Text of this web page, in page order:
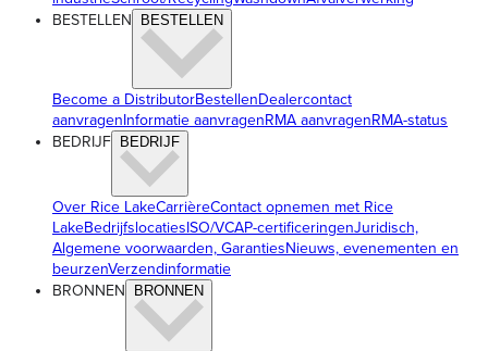
BESTELLEN
BESTELLEN
Become a DistributorBestellenDealercontact
aanvragenInformatie aanvragenRMA aanvragenRMA-status
BEDRIJF
BEDRIJF
Over Rice LakeCarrièreContact opnemen met Rice
LakeBedrijfslocatiesISO/VCAP-certificeringenJuridisch,
Algemene voorwaarden, GarantiesNieuws, evenementen en
beurzenVerzendinformatie
BRONNEN
BRONNEN